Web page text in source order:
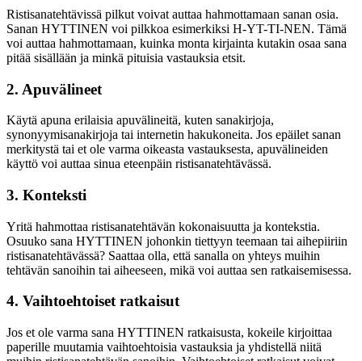
Ristisanatehtävissä pilkut voivat auttaa hahmottamaan sanan osia.
Sanan HYTTINEN voi pilkkoa esimerkiksi H-YT-TI-NEN. Tämä
voi auttaa hahmottamaan, kuinka monta kirjainta kutakin osaa sana
pitää sisällään ja minkä pituisia vastauksia etsit.
2. Apuvälineet
Käytä apuna erilaisia apuvälineitä, kuten sanakirjoja,
synonyymisanakirjoja tai internetin hakukoneita. Jos epäilet sanan
merkitystä tai et ole varma oikeasta vastauksesta, apuvälineiden
käyttö voi auttaa sinua eteenpäin ristisanatehtävässä.
3. Konteksti
Yritä hahmottaa ristisanatehtävän kokonaisuutta ja kontekstia.
Osuuko sana HYTTINEN johonkin tiettyyn teemaan tai aihepiiriin
ristisanatehtävässä? Saattaa olla, että sanalla on yhteys muihin
tehtävän sanoihin tai aiheeseen, mikä voi auttaa sen ratkaisemisessa.
4. Vaihtoehtoiset ratkaisut
Jos et ole varma sana HYTTINEN ratkaisusta, kokeile kirjoittaa
paperille muutamia vaihtoehtoisia vastauksia ja yhdistellä niitä